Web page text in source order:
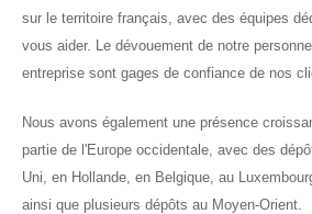
sur le territoire français, avec des équipes
vous aider. Le dévouement de notre
entreprise sont gages de confiance de nos
Nous avons également une présence
partie de l'Europe occidentale, avec des
Uni, en Hollande, en Belgique, au
ainsi que plusieurs dépôts au Moyen-Orient.